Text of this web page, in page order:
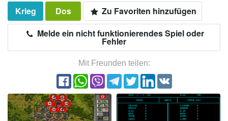
Krieg Dos
Zu Favoriten hinzufügen
Melde ein nicht funktionierendes Spiel oder
Fehler
Mit Freunden teilen: